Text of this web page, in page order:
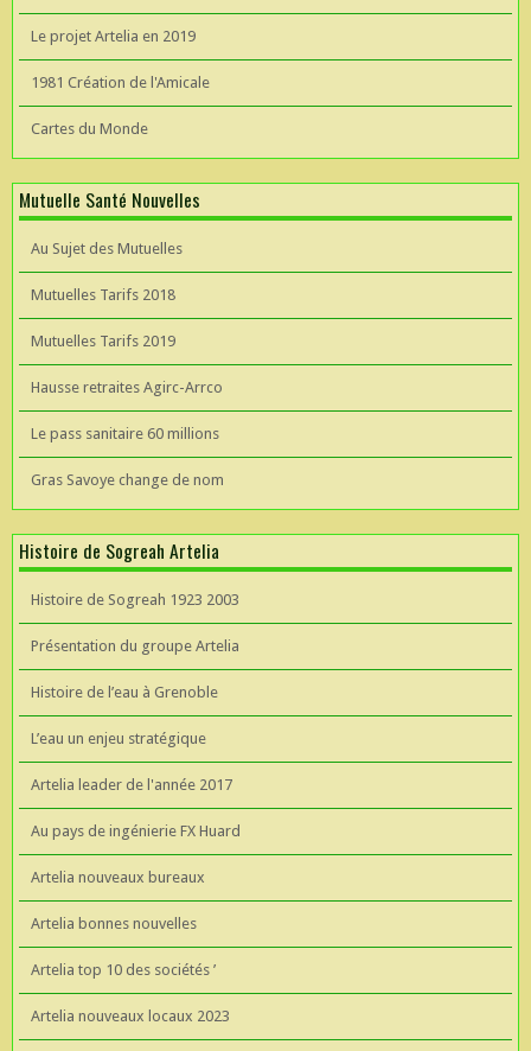
Le projet Artelia en 2019
1981 Création de l'Amicale
Cartes du Monde
Mutuelle Santé Nouvelles
Au Sujet des Mutuelles
Mutuelles Tarifs 2018
Mutuelles Tarifs 2019
Hausse retraites Agirc-Arrco
Le pass sanitaire 60 millions
Gras Savoye change de nom
Histoire de Sogreah Artelia
Histoire de Sogreah 1923 2003
Présentation du groupe Artelia
Histoire de l’eau à Grenoble
L’eau un enjeu stratégique
Artelia leader de l'année 2017
Au pays de ingénierie FX Huard
Artelia nouveaux bureaux
Artelia bonnes nouvelles
Artelia top 10 des sociétés ’
Artelia nouveaux locaux 2023